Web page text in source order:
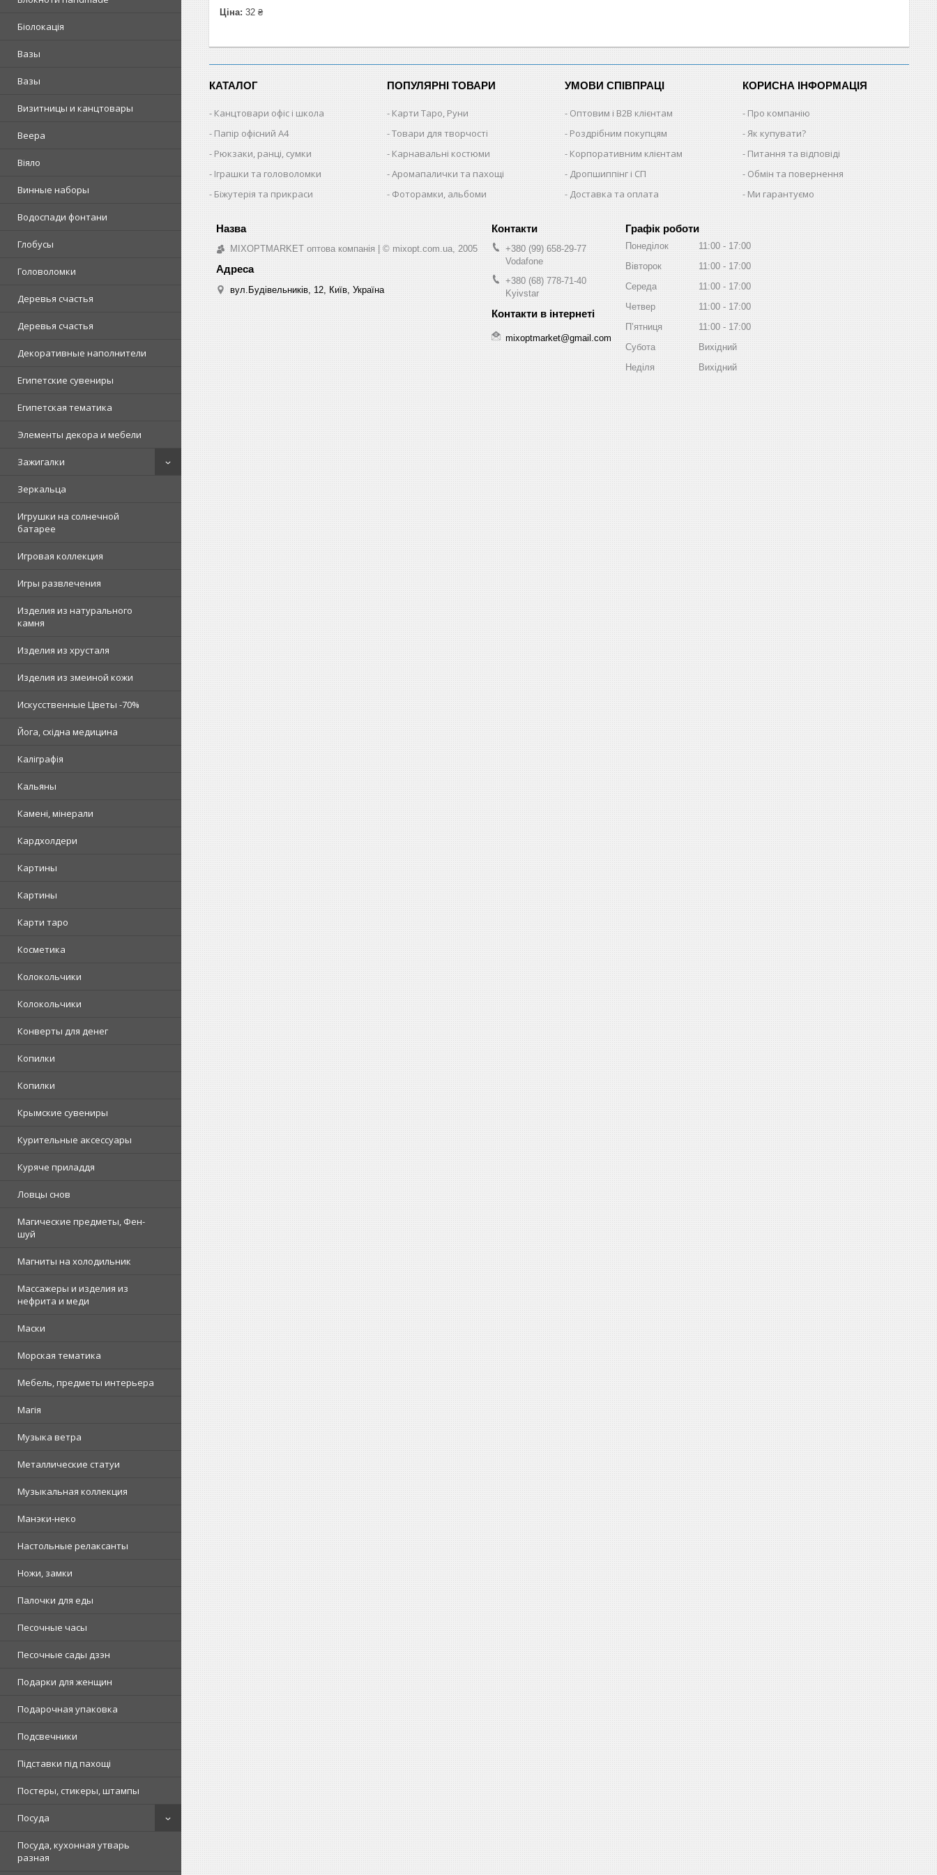
Біолокація
Вазы
Вазы
Визитницы и канцтовары
Веера
Віяло
Винные наборы
Водоспади фонтани
Глобусы
Головоломки
Деревья счастья
Деревья счастья
Декоративные наполнители
Египетские сувениры
Египетская тематика
Элементы декора и мебели
Зажигалки
Зеркальца
Игрушки на солнечной
батарее
Игровая коллекция
Игры развлечения
Изделия из натурального
камня
Изделия из хрусталя
Изделия из змеиной кожи
Искусственные Цветы -70%
Йога, східна медицина
Каліграфія
Кальяны
Камені, мінерали
Кардхолдери
Картины
Картины
Карти таро
Косметика
Колокольчики
Колокольчики
Конверты для денег
Копилки
Копилки
Крымские сувениры
Курительные аксессуары
Куряче приладдя
Ловцы снов
Магические предметы, Фен-
шуй
Магниты на холодильник
Массажеры и изделия из
нефрита и меди
Маски
Морская тематика
Мебель, предметы интерьера
Магія
Музыка ветра
Металлические статуи
Музыкальная коллекция
Манэки-неко
Настольные релаксанты
Ножи, замки
Палочки для еды
Песочные часы
Песочные сады дзэн
Подарки для женщин
Подарочная упаковка
Подсвечники
Підставки під пахощі
Постеры, стикеры, штампы
Посуда
Посуда, кухонная утварь
разная
Ціна: 32 ₴
КАТАЛОГ
Канцтовари офіс і школа
Папір офісний A4
Рюкзаки, ранці, сумки
Іграшки та головоломки
Біжутерія та прикраси
ПОПУЛЯРНІ ТОВАРИ
Карти Таро, Руни
Товари для творчості
Карнавальні костюми
Аромапалички та пахощі
Фоторамки, альбоми
УМОВИ СПІВПРАЦІ
Оптовим і B2B клієнтам
Роздрібним покупцям
Корпоративним клієнтам
Дропшиппінг і СП
Доставка та оплата
КОРИСНА ІНФОРМАЦІЯ
Про компанію
Як купувати?
Питання та відповіді
Обмін та повернення
Ми гарантуємо
MIXOPTMARKET оптова компанія | © mixopt.com.ua, 2005
вул.Будівельників, 12, Київ, Україна
+380 (99) 658-29-77
Vodafone
+380 (68) 778-71-40
Kyivstar
mixoptmarket@gmail.com
Графік роботи
Понеділок 11:00
17:00
Вівторок
11:00
17:00
Середа
11:00
17:00
Четвер
11:00
17:00
Пʼятниця
11:00
17:00
Субота
Вихідний
Неділя
Вихідний